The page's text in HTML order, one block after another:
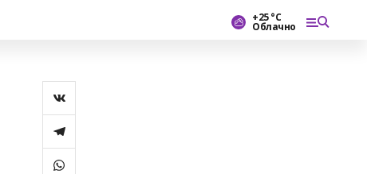
+25 °С
Облачно